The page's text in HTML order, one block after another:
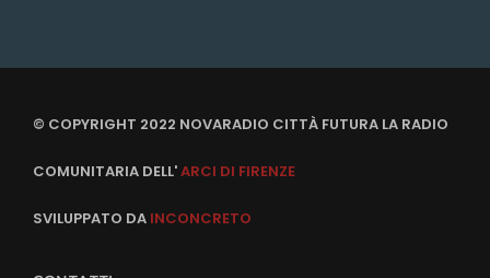
© COPYRIGHT 2022 NOVARADIO CITTÀ FUTURA LA RADIO
COMUNITARIA DELL'ARCI DI FIRENZE
SVILUPPATO DA INCONCRETO